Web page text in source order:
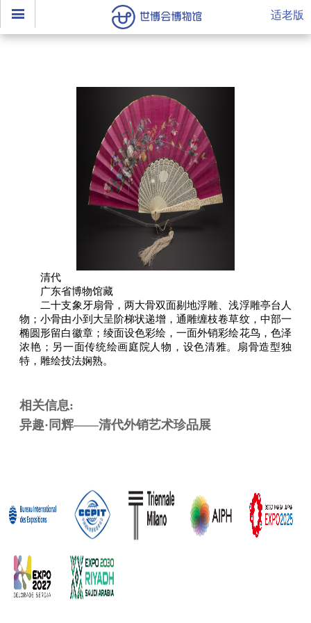
适老版
清代
广东省博物馆藏
二十支象牙扇骨，两大骨双面剔地浮雕、浅浮雕亭台人
物；小骨由小到大呈阶梯状递增，通雕缠枝卷草纹，中部一
椭圆形留白徽章；绫面设色彩绘，一面外销彩绘花鸟，色泽
浓艳；另一面传统绘画庭院人物，设色清雅。扇骨造型独
特，雕绘技法娴熟。
相关信息:
异趣·同辉——清代外销艺术珍品展